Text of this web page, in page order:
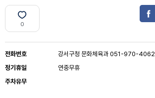
0
전화번호
강서구청 문화체육과 051-970-4062
정기휴일
연중무휴
주차유무